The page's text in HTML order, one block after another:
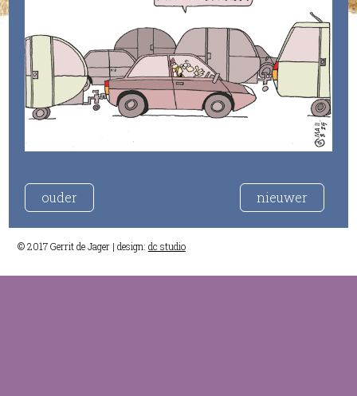
ouder nieuwer
© 2017 Gerrit de Jager | design: dc studio